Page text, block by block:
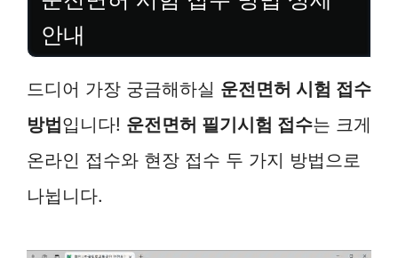
안내
드디어 가장 궁금해하실 운전면허 시험 접수
방법입니다! 운전면허 필기시험 접수는 크게
온라인 접수와 현장 접수 두 가지 방법으로
나뉩니다.